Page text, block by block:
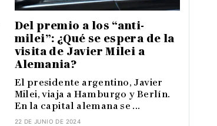
Del premio a los “anti-
milei”: ¿Qué se espera de la
visita de Javier Milei a
Alemania?
El presidente argentino, Javier
Milei, viaja a Hamburgo y Berlín.
En la capital alemana se ...
22 DE JUNIO DE 2024